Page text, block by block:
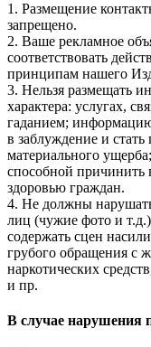
1. Размещение
запрещено.
2. Ваше рекламное
соответствовать
принципам нашего
3. Нельзя размещать
характера: услугах,
гаданием;
в заблуждение и
материального
способной причинить
здоровью граждан.
4. Не должны
лиц (чужие фото и
содержать сцен
грубого обращения с
наркотических
и пр.
В случае нарушения